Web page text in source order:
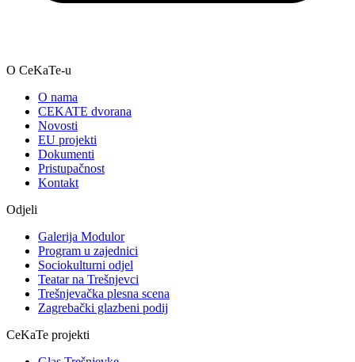
O CeKaTe-u
O nama
CEKATE dvorana
Novosti
EU projekti
Dokumenti
Pristupačnost
Kontakt
Odjeli
Galerija Modulor
Program u zajednici
Sociokulturni odjel
Teatar na Trešnjevci
Trešnjevačka plesna scena
Zagrebački glazbeni podij
CeKaTe projekti